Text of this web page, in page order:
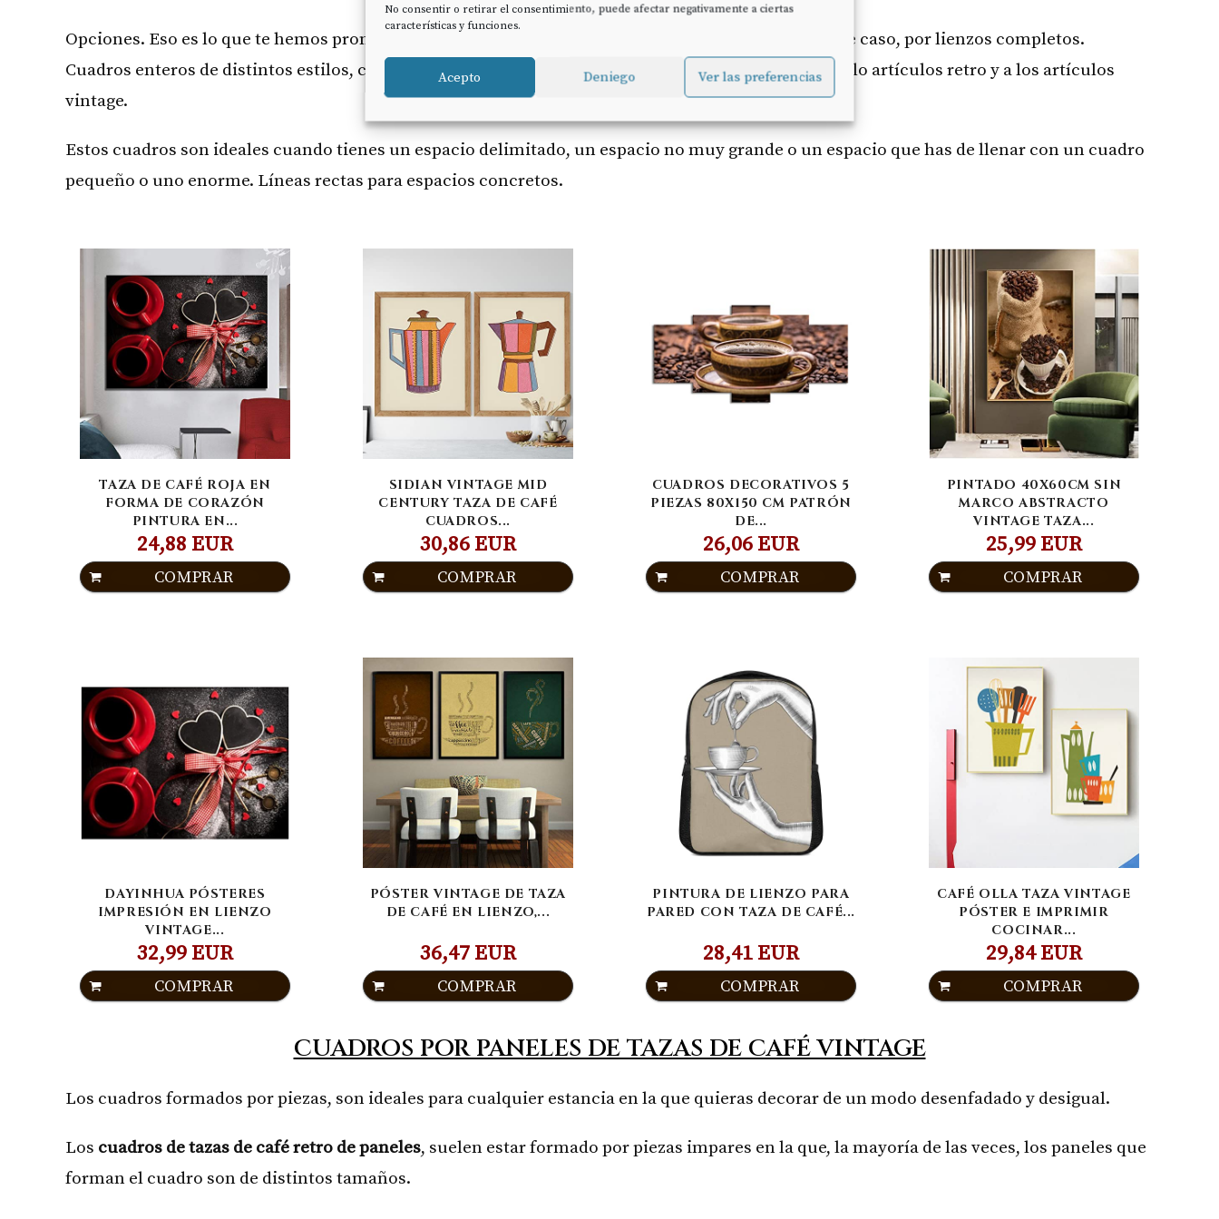
No consentir o retirar el consentimiento, puede afectar negativamente a ciertas
características y funciones.
Acepto Deniego Ver las preferencias
Opciones. Eso es lo que te hemos prometido, y eso es lo que vamos a mostrarte. Empezando, en este caso, por lienzos completos.
Cuadros enteros de distintos estilos, con un toque común: la apariencia antigua que corresponde a lo artículos retro y a los artículos
vintage.
Estos cuadros son ideales cuando tienes un espacio delimitado, un espacio no muy grande o un espacio que has de llenar con un cuadro
pequeño o uno enorme. Líneas rectas para espacios concretos.
TAZA DE CAFÉ ROJA EN
FORMA DE CORAZÓN
PINTURA EN...
24,88 EUR
COMPRAR
SIDIAN VINTAGE MID
CENTURY TAZA DE CAFÉ
CUADROS...
30,86 EUR
COMPRAR
CUADROS DECORATIVOS 5
PIEZAS 80X150 CM PATRÓN
DE...
26,06 EUR
COMPRAR
PINTADO 40X60CM SIN
MARCO ABSTRACTO
VINTAGE TAZA...
25,99 EUR
COMPRAR
DAYINHUA PÓSTERES
IMPRESIÓN EN LIENZO
VINTAGE...
32,99 EUR
COMPRAR
PÓSTER VINTAGE DE TAZA
DE CAFÉ EN LIENZO,...
36,47 EUR
COMPRAR
PINTURA DE LIENZO PARA
PARED CON TAZA DE CAFÉ...
28,41 EUR
COMPRAR
CAFÉ OLLA TAZA VINTAGE
PÓSTER E IMPRIMIR
COCINAR...
29,84 EUR
COMPRAR
CUADROS POR PANELES DE TAZAS DE CAFÉ VINTAGE
Los cuadros formados por piezas, son ideales para cualquier estancia en la que quieras decorar de un modo desenfadado y desigual.
Los cuadros de tazas de café retro de paneles, suelen estar formado por piezas impares en la que, la mayoría de las veces, los paneles que
forman el cuadro son de distintos tamaños.